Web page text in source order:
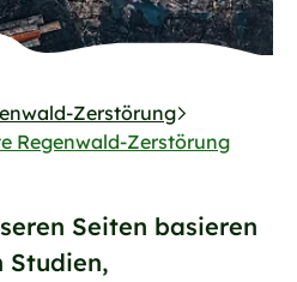
Zerstörung
Regenwald-Zerstörung
Seiten basieren
Studien,